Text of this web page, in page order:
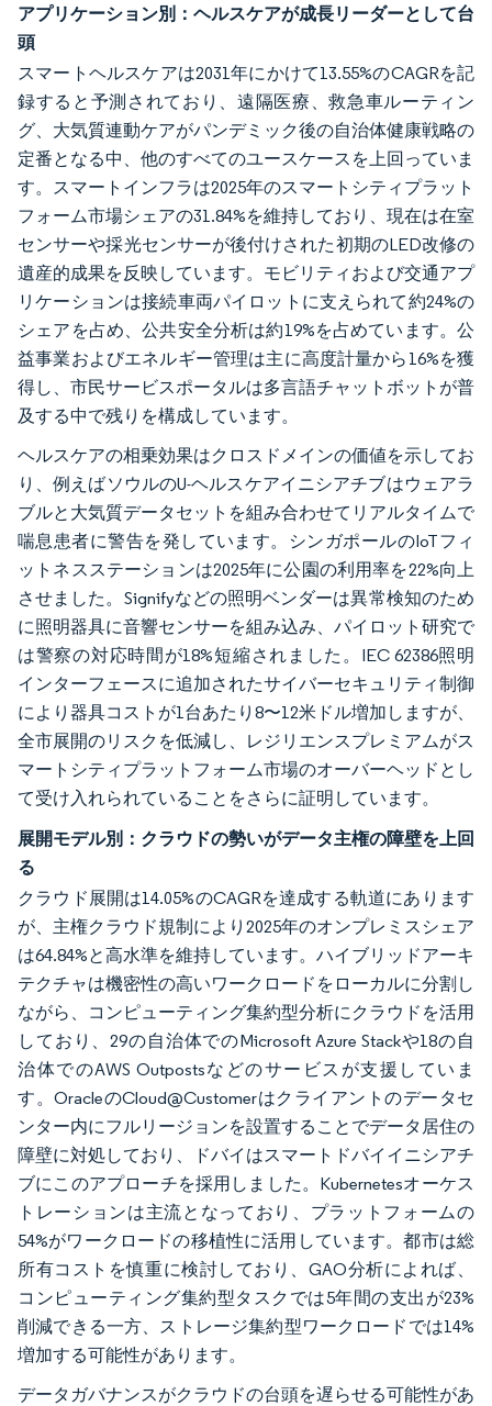
アプリケーション別：ヘルスケアが成長リーダーとして台
頭
スマートヘルスケアは2031年にかけて13.55%のCAGRを記
録すると予測されており、遠隔医療、救急車ルーティン
グ、大気質連動ケアがパンデミック後の自治体健康戦略の
定番となる中、他のすべてのユースケースを上回っていま
す。スマートインフラは2025年のスマートシティプラット
フォーム市場シェアの31.84%を維持しており、現在は在室
センサーや採光センサーが後付けされた初期のLED改修の
遺産的成果を反映しています。モビリティおよび交通アプ
リケーションは接続車両パイロットに支えられて約24%の
シェアを占め、公共安全分析は約19%を占めています。公
益事業およびエネルギー管理は主に高度計量から16%を獲
得し、市民サービスポータルは多言語チャットボットが普
及する中で残りを構成しています。
ヘルスケアの相乗効果はクロスドメインの価値を示してお
り、例えばソウルのU-ヘルスケアイニシアチブはウェアラ
ブルと大気質データセットを組み合わせてリアルタイムで
喘息患者に警告を発しています。シンガポールのIoTフィ
ットネスステーションは2025年に公園の利用率を22%向上
させました。Signifyなどの照明ベンダーは異常検知のため
に照明器具に音響センサーを組み込み、パイロット研究で
は警察の対応時間が18%短縮されました。IEC 62386照明
インターフェースに追加されたサイバーセキュリティ制御
により器具コストが1台あたり8〜12米ドル増加しますが、
全市展開のリスクを低減し、レジリエンスプレミアムがス
マートシティプラットフォーム市場のオーバーヘッドとし
て受け入れられていることをさらに証明しています。
展開モデル別：クラウドの勢いがデータ主権の障壁を上回
る
クラウド展開は14.05%のCAGRを達成する軌道にあります
が、主権クラウド規制により2025年のオンプレミスシェア
は64.84%と高水準を維持しています。ハイブリッドアーキ
テクチャは機密性の高いワークロードをローカルに分割し
ながら、コンピューティング集約型分析にクラウドを活用
しており、29の自治体でのMicrosoft Azure Stackや18の自
治体でのAWS Outpostsなどのサービスが支援していま
す。OracleのCloud@Customerはクライアントのデータセ
ンター内にフルリージョンを設置することでデータ居住の
障壁に対処しており、ドバイはスマートドバイイニシアチ
ブにこのアプローチを採用しました。Kubernetesオーケス
トレーションは主流となっており、プラットフォームの
54%がワークロードの移植性に活用しています。都市は総
所有コストを慎重に検討しており、GAO分析によれば、
コンピューティング集約型タスクでは5年間の支出が23%
削減できる一方、ストレージ集約型ワークロードでは14%
増加する可能性があります。
データガバナンスがクラウドの台頭を遅らせる可能性があ